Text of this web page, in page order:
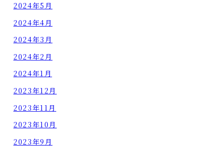
2024年5月
2024年4月
2024年3月
2024年2月
2024年1月
2023年12月
2023年11月
2023年10月
2023年9月